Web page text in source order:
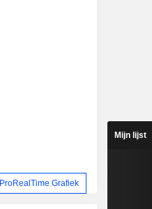
ProRealTime Grafiek
Mijn lijst